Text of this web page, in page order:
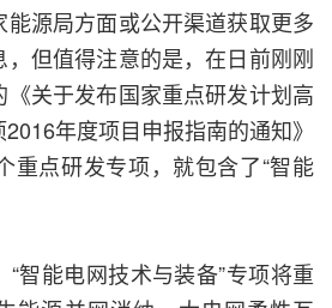
源局方面或公开渠道获取更多
但值得注意的是，在日前刚刚
《关于发布国家重点研发计划高
年度项目申报指南的通知》
重点研发专项，就包含了“智能
能电网技术与装备”专项将重